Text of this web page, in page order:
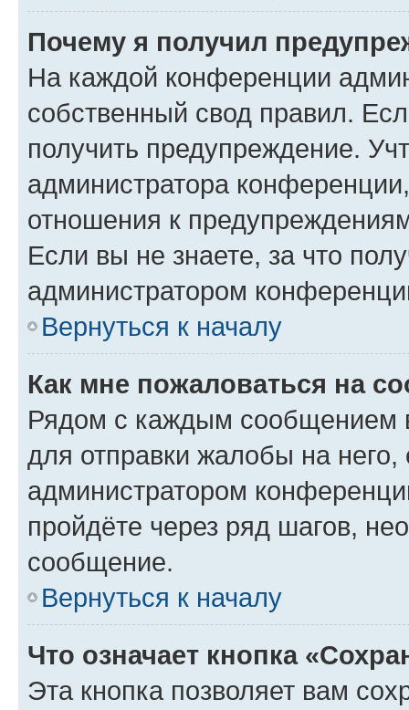
Почему я получил
На каждой конференции
собственный свод правил.
получить предупреждение.
администратора
отношения к
Если вы не знаете, за что
администратором
Вернуться к началу
Как мне пожаловаться на
Рядом с каждым сообщением
для отправки жалобы на
администратором
пройдёте через ряд шагов,
сообщение.
Вернуться к началу
Что означает кнопка
Эта кнопка позволяет вам